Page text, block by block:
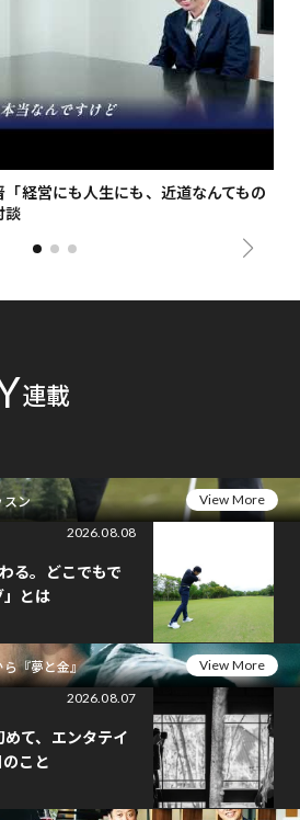
「経営にも人生にも、近道なんてもの
談
連載
スン
View More
2026.08.08
る。どこでもで
」とは
『夢と金』
View More
2026.08.07
て、エンタテイ
こと